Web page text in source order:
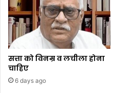
सत्ता को विनम्र व लचीला होना
चाहिए
6 days ago